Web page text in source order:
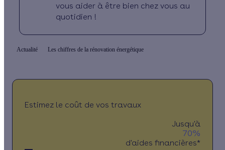
vous aider à être bien chez vous au
quotidien !
Actualité Les chiffres de la rénovation énergétique
Estimez le coût de vos travaux
Jusqu'à
70%
d'aides financières*